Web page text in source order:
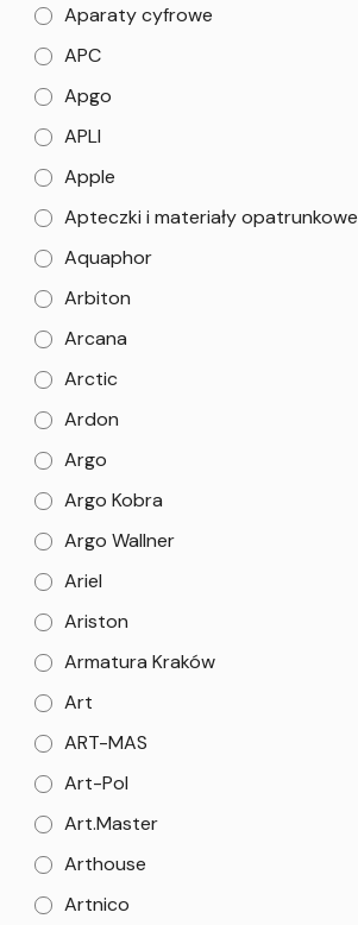
Aparaty cyfrowe
APC
Apgo
APLI
Apple
Apteczki i materiały opatrunkowe
Aquaphor
Arbiton
Arcana
Arctic
Ardon
Argo
Argo Kobra
Argo Wallner
Ariel
Ariston
Armatura Kraków
Art
ART-MAS
Art-Pol
Art.Master
Arthouse
Artnico